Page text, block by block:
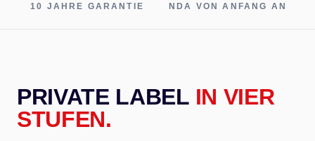
10 JAHRE GARANTIE NDA VON ANFANG AN
PRIVATE LABEL IN VIER
STUFEN.